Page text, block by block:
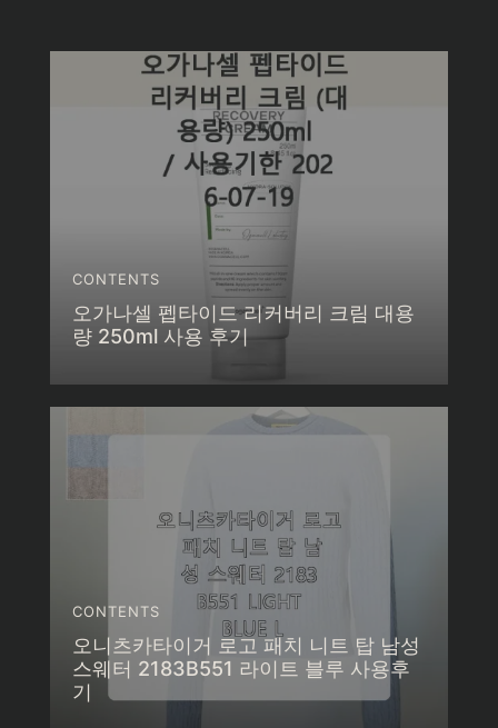
CONTENTS
오가나셀 펩타이드 리커버리 크림 대용
량 250ml 사용 후기
CONTENTS
오니츠카타이거 로고 패치 니트 탑 남성
스웨터 2183B551 라이트 블루 사용후
기